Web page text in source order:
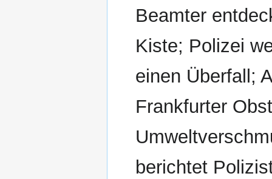
Beamter
Kiste; Polizei
einen Überfall;
Frankfurter
berichtet